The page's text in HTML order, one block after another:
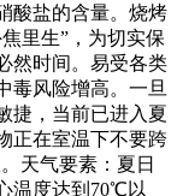
酸盐的含量。烧烤
里生”，为切实保
然时间。易受各类
毒风险增高。一旦
捷，当前已进入夏
正在室温下不要跨
天气要素：夏日
温度达到70℃以